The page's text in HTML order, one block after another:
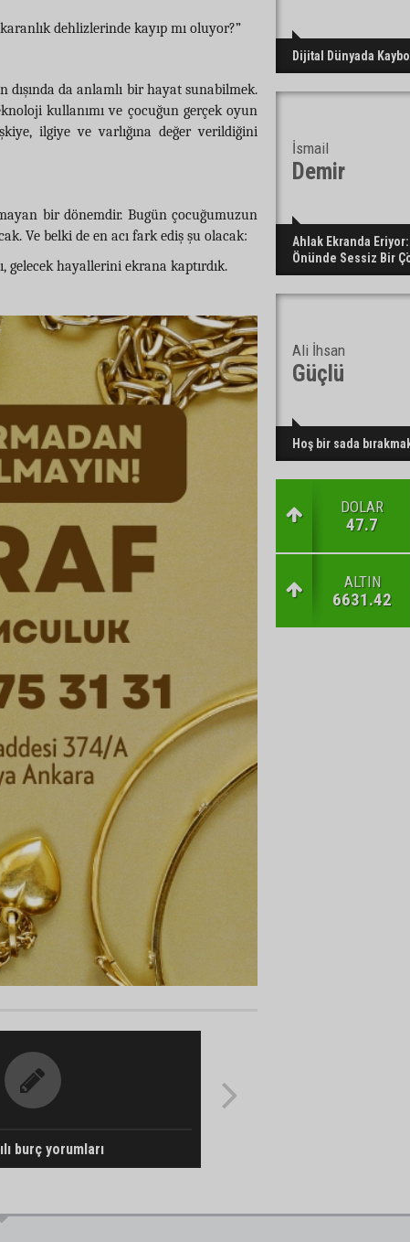
dehlizlerinde kayıp mı oluyor?”
dışında da anlamlı bir hayat sunabilmek.
kullanımı ve çocuğun gerçek oyun
ilgiye ve varlığına değer verildiğini
bir dönemdir. Bugün çocuğumuzun
Ve belki de en acı fark ediş şu olacak:
gelecek hayallerini ekrana kaptırdık.
burç yorumları
Dijital Dünyada
İsmail
Demir
Ahlak Ekranda
Önünde Sessiz Bir
Ali İhsan
Güçlü
Hoş bir sada
DOLAR
47.7
ALTIN
6631.42